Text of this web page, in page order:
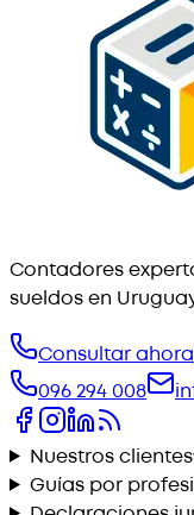
Contadores
sueldos en
Consultar ahora
096 294 008
Nuestros clientes
Guías por